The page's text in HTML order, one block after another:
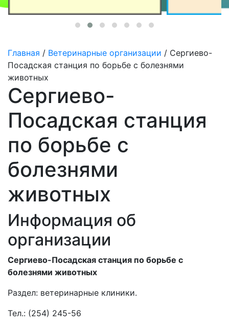
Главная / Ветеринарные организации / Сергиево-
Посадская станция по борьбе с болезнями
животных
Сергиево-
Посадская станция
по борьбе с
болезнями
животных
Информация об
организации
Сергиево-Посадская станция по борьбе с
болезнями животных
Раздел: ветеринарные клиники.
Тел.: (254) 245-56